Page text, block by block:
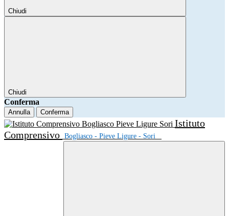
Chiudi
Chiudi
Conferma
Annulla Conferma
Istituto
Comprensivo Bogliasco - Pieve Ligure - Sori